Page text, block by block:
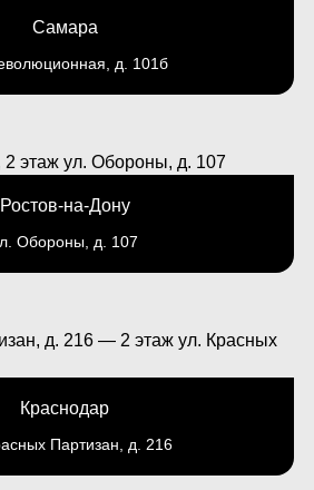
Самара
д. 101б
Ростов-на-Дону
Обороны, д. 107
Краснодар
Партизан, д. 216